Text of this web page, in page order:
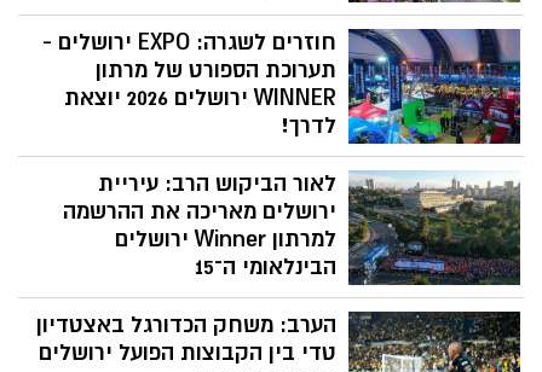
הנרשמים למקצה המלא ישתתפו במקצה חצי
המרתון
חוזרים לשגרה: EXPO ירושלים -
תערוכת הספורט של מרתון
WINNER ירושלים 2026 יוצאת
לדרך!
תיערך בין התאריכים 14-16.04.26 במתחם
הסינמה סיטי ירושלים, הכניסה חופשית.
במסגרת EXPO ירושלים ייערך גם ערב הפסטה
המסורתי של המרתון
לאור הביקוש הרב: עיריית
ירושלים מאריכה את ההרשמה
למרתון Winner ירושלים
הבינלאומי ה־15
ההרשמה תישאר פתוחה עד היום (יום ראשון,
12.4) בשעות הערב; המרתון, שנדחה בשל
המצב הביטחוני, יתקיים ביום שישי הקרוב
הערב: משחק הכדורגל באצטדיון
טדי בין הקבוצות הפועל ירושלים